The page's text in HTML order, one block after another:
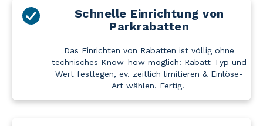
Schnelle Einrichtung von
Parkrabatten
Das Einrichten von Rabatten ist völlig ohne
technisches Know-how möglich: Rabatt-Typ und
Wert festlegen, ev. zeitlich limitieren & Einlöse-
Art wählen. Fertig.